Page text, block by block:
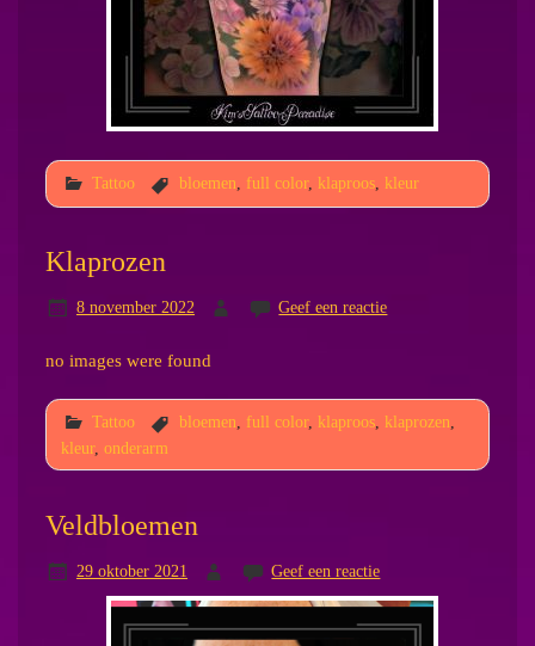
Tattoo bloemen full color, klaproos, kleur
Klaprozen
8 november 2022 Geef een reactie
no images were found
Tattoo bloemen full color, klaproos, klaprozen
kleur, onderarm
Veldbloemen
29 oktober 2021 Geef een reactie